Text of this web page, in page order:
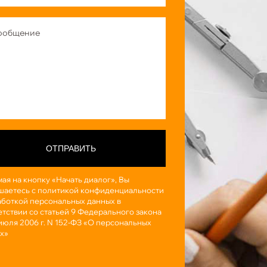
ОТПРАВИТЬ
на кнопку «Начать диалог», Вы
с политикой конфиденциальности
персональных данных в
со статьей 9 Федерального закона
2006 г. N 152-ФЗ «О персональных